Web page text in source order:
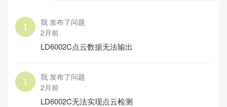
我 发布了问题
2月前
LD6002C点云数据无法输出
我 发布了问题
2月前
LD6002C无法实现点云检测